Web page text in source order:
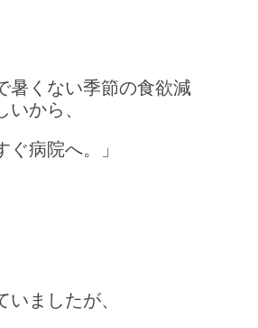
暑くない季節の食欲減
から、
ぐ病院へ。」
いましたが、